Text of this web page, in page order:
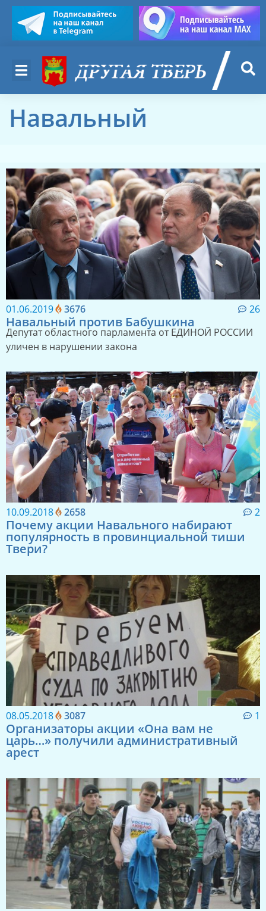
Навальный
01.06.2019 3676 26
Навальный против Бабушкина
Депутат областного парламента от ЕДИНОЙ РОССИИ
уличен в нарушении закона
10.09.2018 2658 2
Почему акции Навального набирают
популярность в провинциальной тиши
Твери?
08.05.2018 3087 1
Организаторы акции «Она вам не
царь…» получили административный
арест